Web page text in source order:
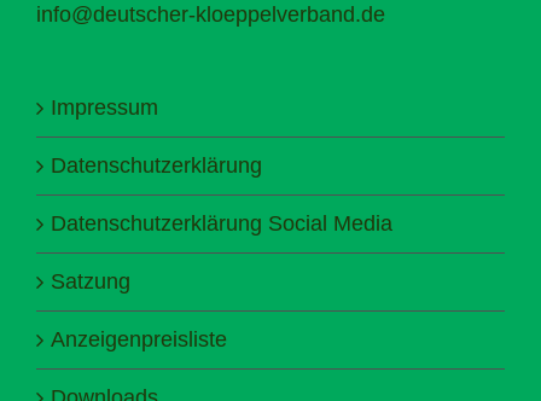
info@deutscher-kloeppelverband.de
Impressum
Datenschutzerklärung
Datenschutzerklärung Social Media
Satzung
Anzeigenpreisliste